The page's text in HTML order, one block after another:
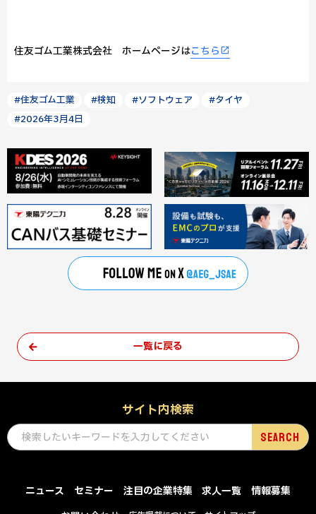
住友ゴム工業株式会社 ホームページはこちら
#住友ゴム工業 #検知 #ソフトウェア
#タイヤ
#2026年3月4日
一覧に戻る
サイト内検索
ニュース セミナー 注目の企業特集 求人一覧
情報募集